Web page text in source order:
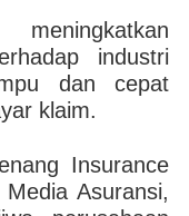
industri
dan cepat
klaim.
Insurance
Asuransi,